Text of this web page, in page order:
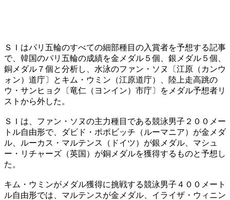
ＳＩはパリ五輪のすべての細部種目の入賞者を予想する記事
で、韓国のパリ五輪の成績を金メダル５個、銀メダル５個、
銅メダル７個と分析し、水泳のファン・ソヌ〔江原（カンウ
ォン）道庁〕とキム・ウミン（江原道庁）、陸上走高跳の
ウ・サンヒョク〔竜仁（ヨンイン）市庁〕をメダル予想者リ
ストから外した。
ＳＩは、ファン・ソヌの主力種目である競泳男子２００メー
トル自由形で、ダビド・ポポビッチ（ルーマニア）が金メダ
ル、ルーカス・マルテンス（ドイツ）が銀メダル、マシュ
ー・リチャーズ（英国）が銅メダルを獲得するものと予想し
た。
キム・ウミンがメダル獲得に挑戦する競泳男子４００メート
ル自由形では、マルテンスが金メダル、イライザ・ウィニン